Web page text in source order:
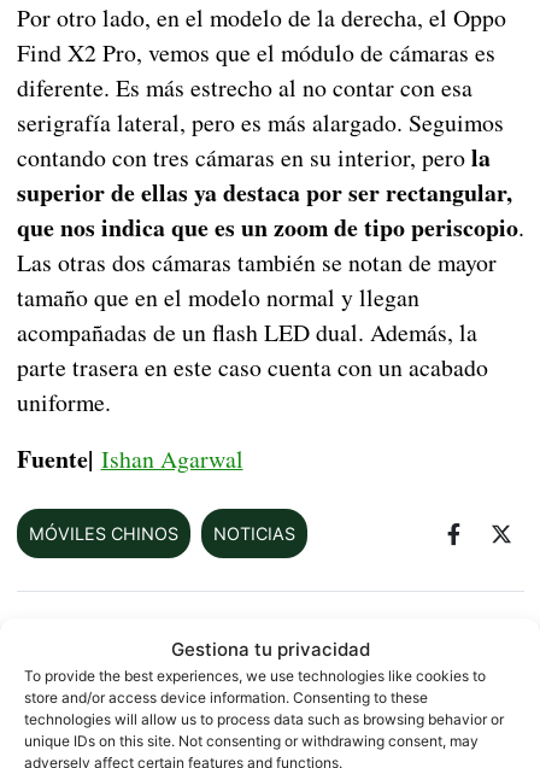
Gestiona tu privacidad
To provide the best experiences, we use technologies like cookies to
store and/or access device information. Consenting to these
technologies will allow us to process data such as browsing behavior or
unique IDs on this site. Not consenting or withdrawing consent, may
adversely affect certain features and functions.
Por otro lado, en el modelo de la derecha, el Oppo
Find X2 Pro, vemos que el módulo de cámaras es
diferente. Es más estrecho al no contar con esa
serigrafía lateral, pero es más alargado. Seguimos
contando con tres cámaras en su interior, perola
superior de ellas ya destaca por ser rectangular,
que nos indica que es un zoom de tipo periscopio.
Las otras dos cámaras también se notan de mayor
tamaño que en el modelo normal y llegan
acompañadas de un flash LED dual. Además, la
parte trasera en este caso cuenta con un acabado
uniforme.
Fuente| Ishan Agarwal
MÓVILES CHINOS NOTICIAS
Sobre este autor